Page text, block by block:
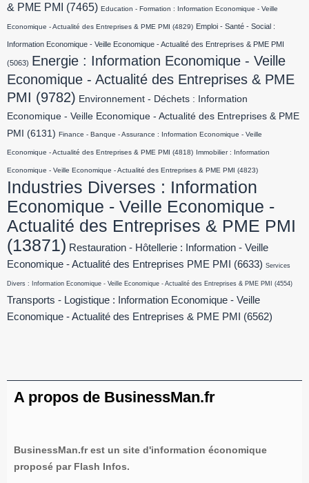
& PME PMI
(7465) Education - Formation : Information Economique - Veille
Economique - Actualité des Entreprises & PME PMI (4829) Emploi - Santé - Social :
Information Economique - Veille Economique - Actualité des Entreprises & PME PMI
(5063) Energie : Information Economique - Veille
Economique - Actualité des Entreprises & PME
PMI (9782) Environnement - Déchets : Information
Economique - Veille Economique - Actualité des Entreprises & PME
PMI
(6131) Finance - Banque - Assurance : Information Economique - Veille
Economique - Actualité des Entreprises & PME PMI (4818) Immobilier : Information
Economique - Veille Economique - Actualité des Entreprises & PME PMI (4823)
Industries Diverses : Information
Economique - Veille Economique -
Actualité des Entreprises & PME PMI
(13871) Restauration - Hôtellerie : Information - Veille
Economique - Actualité des Entreprises PME PMI
(6633) Services
Divers : Information Economique - Veille Economique - Actualité des Entreprises & PME PMI (4554)
Transports - Logistique : Information Economique - Veille
Economique - Actualité des Entreprises & PME PMI
(6562)
A propos de BusinessMan.fr
BusinessMan.fr est un site d'information économique
proposé par Flash Infos.